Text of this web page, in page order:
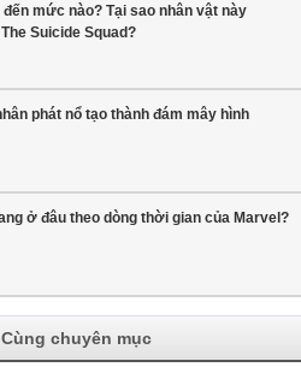
mức nào? Tại sao nhân vật này
Suicide Squad?
phát nổ tạo thành đám mây hình
ở đâu theo dòng thời gian của Marvel?
Cùng chuyên mục